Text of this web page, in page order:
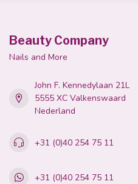
Beauty Company
Nails and More
John F. Kennedylaan 21L
5555 XC Valkenswaard
Nederland
+31 (0)40 254 75 11
+31 (0)40 254 75 11